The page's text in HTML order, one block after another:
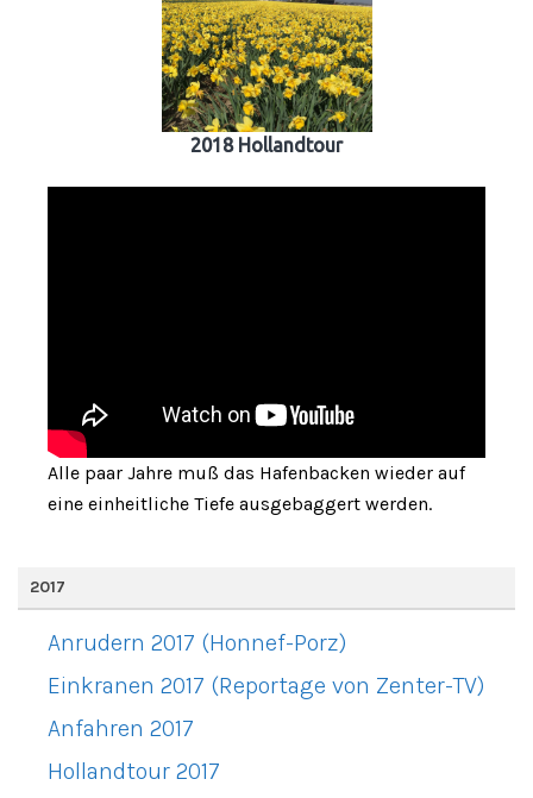
2018 Hollandtour
Alle paar Jahre muß das Hafenbacken wieder auf
eine einheitliche Tiefe ausgebaggert werden.
2017
Anrudern 2017 (Honnef-Porz)
Einkranen 2017 (Reportage von Zenter-TV)
Anfahren 2017
Hollandtour 2017